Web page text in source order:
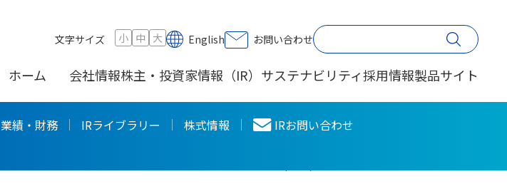
文字サイズ 小 中 大 English お問い合わせ
ホーム 会社情報株主・投資家情報（IR） サステナビリティ採用情報製品サイト
業績・財務 IRライブラリー 株式情報
IRお問い合わせ
印刷する
株主・投資家情報